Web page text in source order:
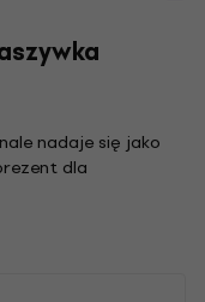
nadaje się jako
dla